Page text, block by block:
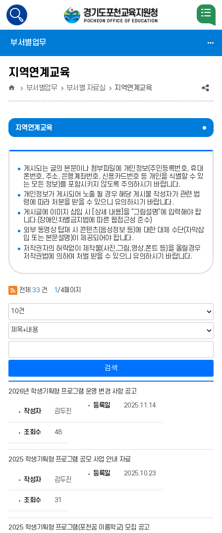
검
색
성
부서별업무
지역연계교육
부서별업무 부서별 자료실 지역연계교육
공
(상
태
지역연계교육
게시되는 글의 본문이나 첨부파일에 개인정보(주민등록번호, 휴대
폰번호, 주소, 은행계좌번호, 신용카드번호 등 개인을 식별할 수 있
는 모든 정보)를 포함시키지 않도록 주의 하시기 바랍니다.
개인정보가 게시되어 노출 될 경우 해당 게시물 작성자가 관련 법
령에 따라 처분을 받을 수 있으니 유의하시기 바랍니다.
게시글에 이미지 삽입 시 [상세 내용]을 “그림설명”에 입력해야 합
니다.(장애인차별금지법에 따른 웹접근성 준수)
외부 동영상 탑재 시 콘텐츠(음성정보 등)에 대한 대체 수단(자막삽
입 또는 본문설명)이 제공되어야 합니다.
저작권자의 허락없이 제작물(사진,그림,영상,폰트 등)을 올릴경우
저작권법에 의하여 처벌 받을 수 있으니 유의하시기 바랍니다.
전체 33 건 1 /4페이지
검색
역
게
시
물
목,
자,
등
록
2026년 학생기획형 프로그램 운영 변경 사항 공고
작성자 김두진
등록일 2025.11.14
조회수 48
2025 학생기획형 프로그램 공모 사업 안내 자료
작성자 김두진
등록일 2025.10.23
조회수 31
2025 학생기획형 프로그램(포천꿈 이룸학교) 모집 공고